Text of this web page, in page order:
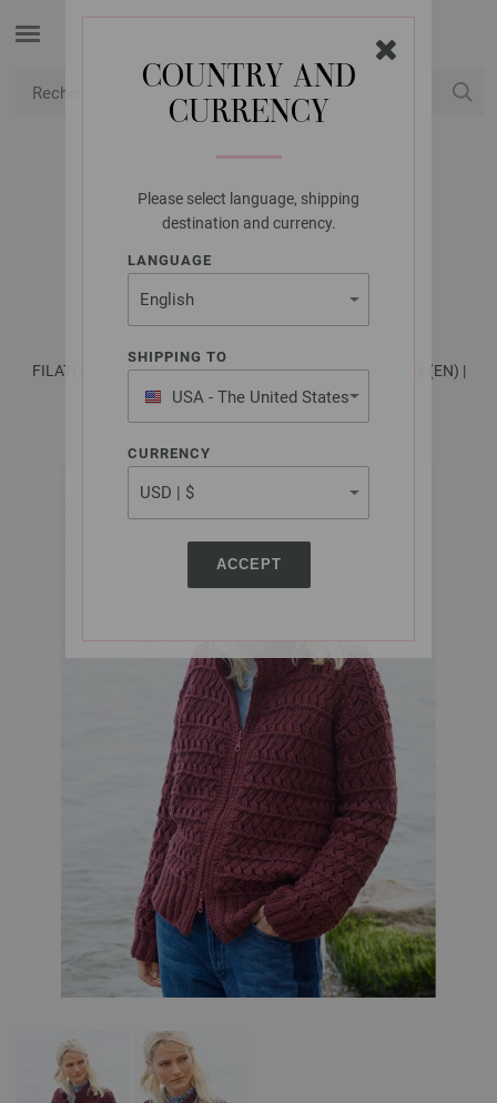
COUNTRY AND
CURRENCY
Please select language, shipping
destination and currency.
LANGUAGE
SHIPPING TO
USA - The United States
of America
CURRENCY
ACCEPT
LANA GROSSA
GILET ALTA MODA
CASHMERE 16
FILATI No. 54 (fall/winter 2017/18) - Knitting instructions (EN) |
Modèle 12/Filati Tricot 13